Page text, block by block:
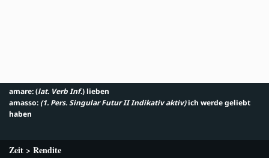
amare: (lat. Verb Inf.) lieben
amasso: (1. Pers. Singular Futur II Indikativ aktiv)ich werde geliebt
haben
Zeit > Rendite